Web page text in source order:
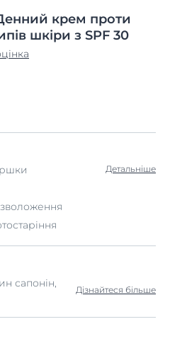
крем проти
шкіри з SPF 30
Детальніше
сапонін,
Дізнайтеся більше